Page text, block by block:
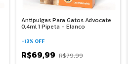
Antipulgas Para Gatos Advocate
0,4ml 1 Pipeta - Elanco
-13% OFF
R$69,99 R$79,99